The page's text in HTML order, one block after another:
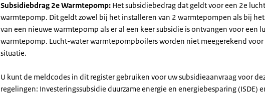
Subsidiebdrag 2e Warmtepomp: Het subsidiebedrag dat geldt voor een 2e
warmtepomp. Dit geldt zowel bij het installeren van 2 warmtepompen als bij
van een nieuwe warmtepomp als er al een keer subsidie is ontvangen voor een
warmtepomp. Lucht-water warmtepompboilers worden niet meegerekend voor
situatie.
U kunt de meldcodes in dit register gebruiken voor uw subsidieaanvraag voor
regelingen: Investeringssubsidie duurzame energie en energiebesparing (ISDE)